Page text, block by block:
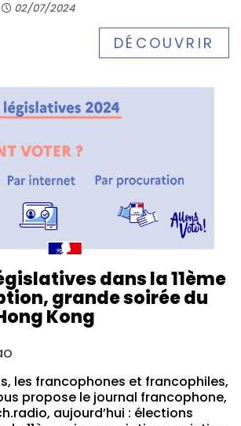
02/07/2024
DÉCOUVRIR
dans la 11ème
grande soirée du
Kong
les francophones et francophiles,
propose le journal francophone,
aujourd’hui : élections